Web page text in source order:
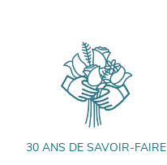
30 ANS DE SAVOIR-FAIRE